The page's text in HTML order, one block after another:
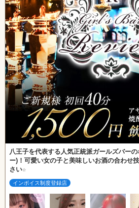
八王子を代表する人気正統派ガールズバー
ー)！可愛い女の子と美味しいお酒の合わせ
さい☆
インボイス制度登録店